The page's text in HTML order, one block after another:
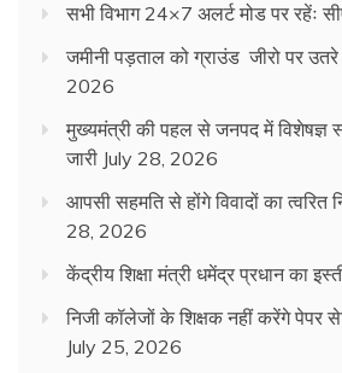
सभी विभाग 24×7 अलर्ट मोड पर रहेंः
जमीनी पड़ताल को ग्राउंड जीरो पर उतरे
2026
मुख्यमंत्री की पहल से जनपद में विशेषज्ञ
जारी July 28, 2026
आपसी सहमति से होंगे विवादों का त्वरित
28, 2026
केंद्रीय शिक्षा मंत्री धमेंद्र प्रधान का
निजी कॉलेजों के शिक्षक नहीं करेंगे पेपर
July 25, 2026